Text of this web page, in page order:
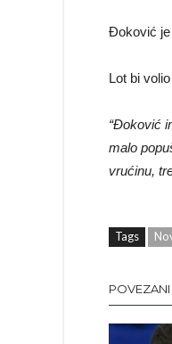
Đoković je
Lot bi
“Đoković
malo
vrućinu,
Tags
POVEZANI